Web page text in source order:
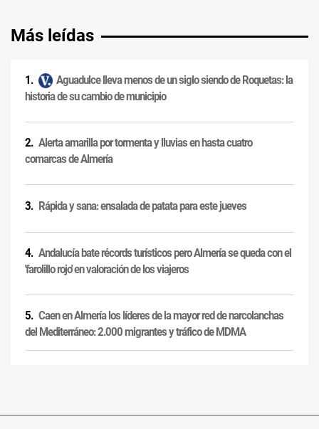
Más leídas
Aguadulce lleva menos de un siglo siendo de Roquetas: la
historia de su cambio de municipio
Alerta amarilla por tormenta y lluvias en hasta cuatro
comarcas de Almería
Rápida y sana: ensalada de patata para este jueves
Andalucía bate récords turísticos pero Almería se queda con el
'farolillo rojo' en valoración de los viajeros
Caen en Almería los líderes de la mayor red de narcolanchas
del Mediterráneo: 2.000 migrantes y tráfico de MDMA